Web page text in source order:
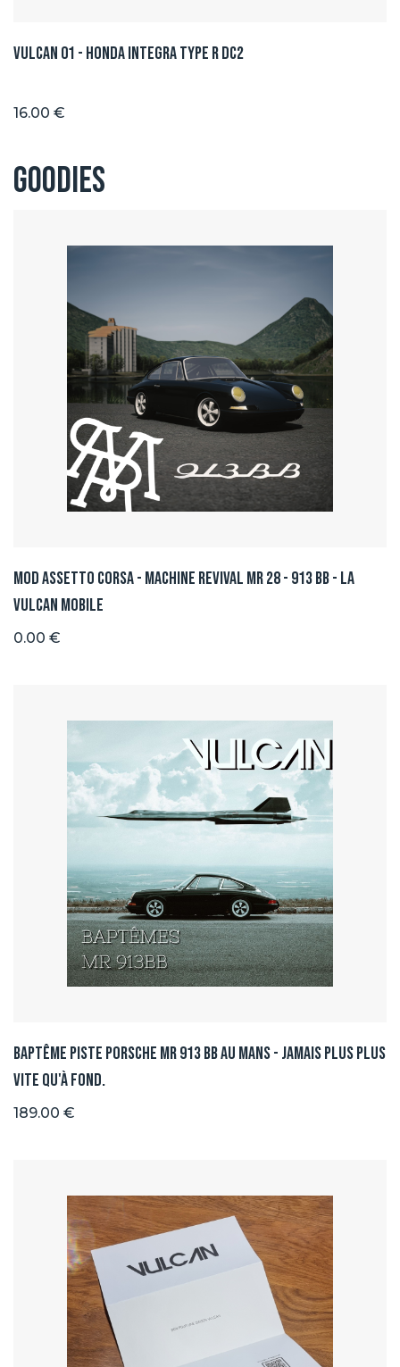
Vulcan 01 - Honda integra type R DC2
16.00 €
Goodies
Mod Assetto Corsa - Machine Revival MR 28 - 913 BB - La
Vulcan Mobile
0.00 €
Baptême Piste Porsche MR 913 BB au Mans - Jamais plus plus
vite qu'à fond.
189.00 €